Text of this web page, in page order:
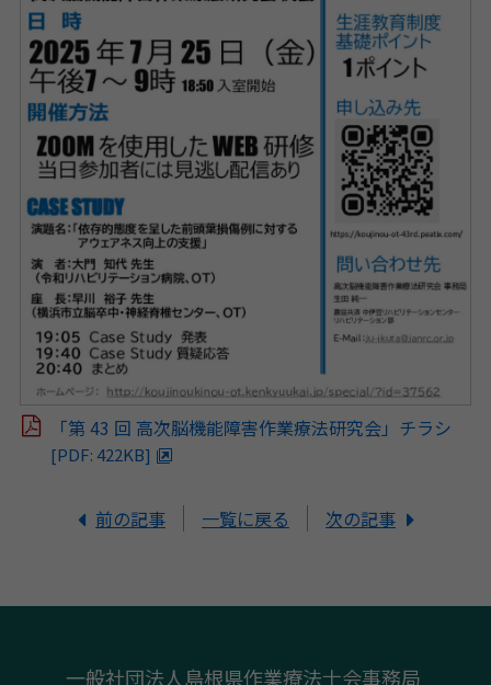
「第 43 回 高次脳機能障害作業療法研究会」チラシ
[PDF: 422KB]
前の記事 一覧に戻る 次の記事
一般社団法人島根県作業療法士会事務局